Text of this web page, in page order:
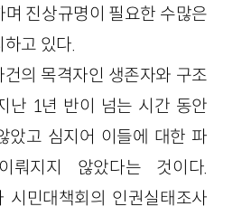
며 진상규명이 필요한 수많은
고 있다.
건의 목격자인 생존자와 구조
난 1년 반이 넘는 시간 동안
았고 심지어 이들에 대한 파
뤄지지 않았다는 것이다.
시민대책회의 인권실태조사